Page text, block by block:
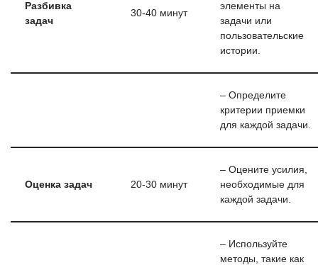
Разбивка
задач
30-40 минут
элементы на
задачи или
пользовательские
истории.
– Определите
критерии приемки
для каждой задачи.
Оценка задач 20-30 минут
– Оцените усилия,
необходимые для
каждой задачи.
– Используйте
методы, такие как